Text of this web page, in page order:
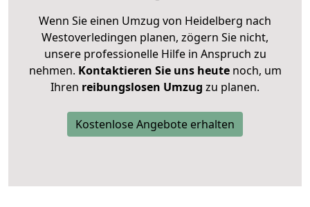
Wenn Sie einen Umzug von Heidelberg nach
Westoverledingen planen, zögern Sie nicht,
unsere professionelle Hilfe in Anspruch zu
nehmen. Kontaktieren Sie uns heutenoch, um
Ihren reibungslosen Umzug zu planen.
Kostenlose Angebote erhalten